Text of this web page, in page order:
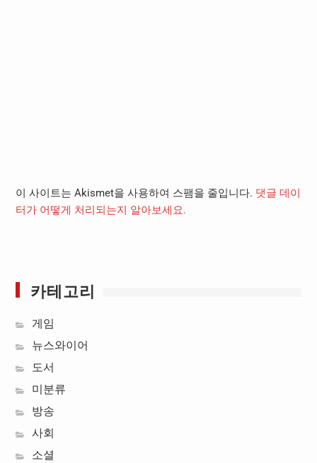
이 사이트는 Akismet을 사용하여 스팸을 줄입니다. 댓글 데이
터가 어떻게 처리되는지 알아보세요.
카테고리
게임
뉴스와이어
도서
미분류
방송
사회
소셜